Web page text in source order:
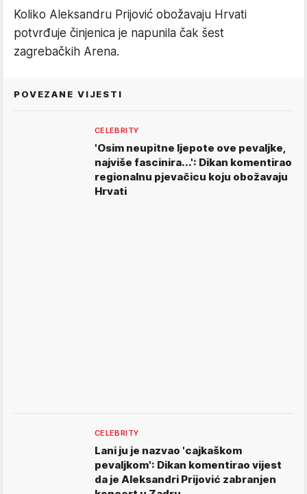
Koliko Aleksandru Prijović obožavaju Hrvati
potvrđuje činjenica je napunila čak šest
zagrebačkih Arena.
POVEZANE VIJESTI
CELEBRITY
'Osim neupitne ljepote ove pevaljke,
najviše fascinira...': Dikan komentirao
regionalnu pjevačicu koju obožavaju
Hrvati
CELEBRITY
Lani ju je nazvao 'cajkaškom
pevaljkom': Dikan komentirao vijest
da je Aleksandri Prijović zabranjen